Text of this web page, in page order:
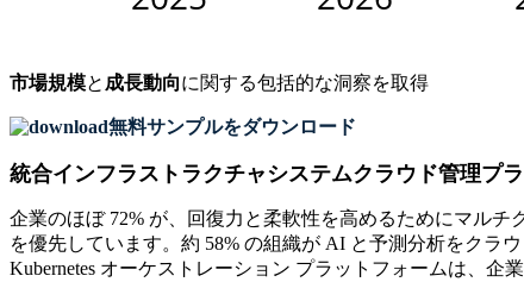
市場規模と 成長動向に関する包括的な洞察を取得
無料サンプルをダウンロード
統合インフラストラクチャシステムクラウド管理プ
企業のほぼ 72% が、回復力と柔軟性を高めるためにマル
を優先しています。約 58% の組織が AI と予測分析をクラ
Kubernetes オーケストレーション プラットフォームは、